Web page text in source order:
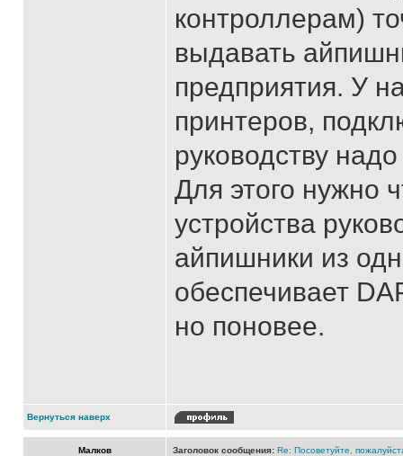
контроллерам)
выдавать
предприятия. У
принтеров,
руководству
Для этого нужно
устройства
айпишники из
обеспечивает
но поновее.
Вернуться наверх
Малков Заголовок сообщения: Re: Посоветуйте,